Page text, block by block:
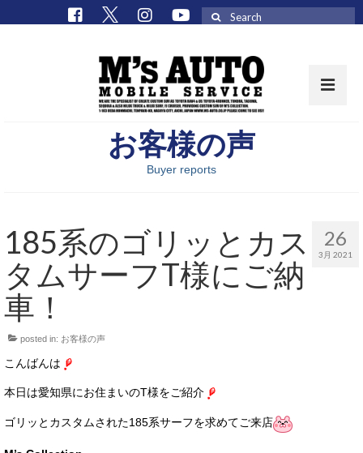
取扱車種一覧
M’sCollectionパーツ一覧
エムズオート
M’sCollection
エムズオートとは
お客様の声
Buyer reports
26
3月 2021
185系のゴリッとカス
タムサーフT様にご納
車！
posted in: お客様の声
こんばんは
本日は愛知県にお住まいのT様をご紹介
ゴリッとカスタムされた185系サーフを求めてご来店